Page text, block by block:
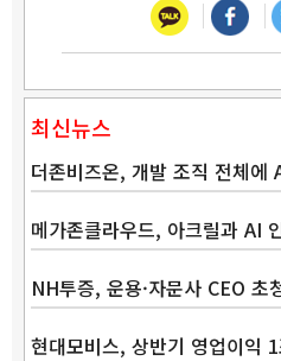
최신뉴스
더존비즈온, 개발 조직 전체
메가존클라우드, 아크릴과 AI
NH투증, 운용·자문사 CEO
현대모비스, 상반기 영업이익